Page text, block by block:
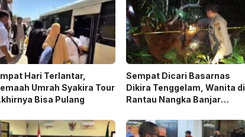
Hari Terlantar,
Umrah Syakira Tour
Bisa Pulang
Sempat Dicari Basarnas
Dikira Tenggelam, Wanita di
Rantau Nangka Banjar
Tetangganya